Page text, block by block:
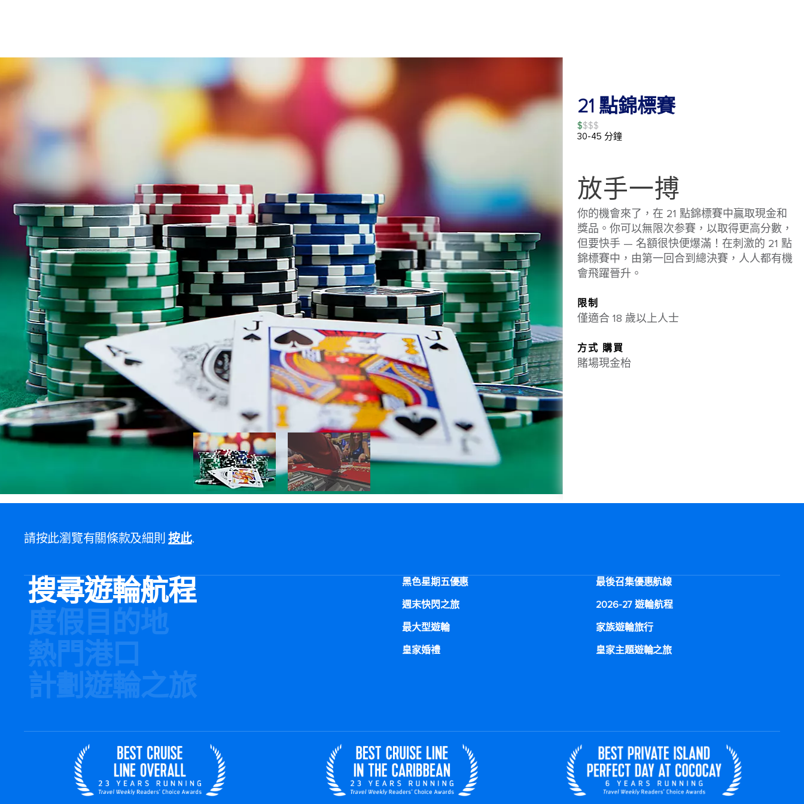
21 點錦標賽
$
30-45 分鐘
放手一搏
你的機會來了，在 21 點錦標賽中贏取現金和
獎品。你可以無限次参賽，以取得更高分數，
但要快手 — 名額很快便爆滿！在刺激的 21 點
錦標賽中，由第一回合到總決賽，人人都有機
會飛躍晉升。
限制
僅適合 18 歲以上人士
方式 購買
賭場現金枱
請按此瀏覽有關條款及細則按此.
搜尋遊輪航程
度假目的地
熱門港口
計劃遊輪之旅
黑色星期五優惠
最後召集優惠航線
週末快閃之旅
2026-27 遊輪航程
最大型遊輪
家族遊輪旅行
皇家婚禮
皇家主題遊輪之旅